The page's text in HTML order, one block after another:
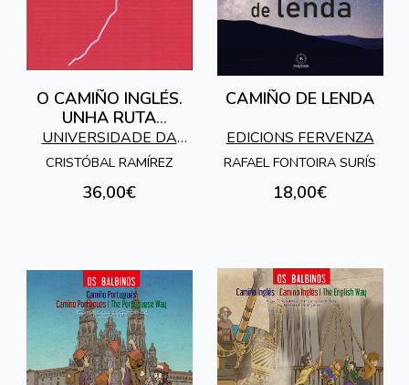
O CAMIÑO INGLÉS.
UNHA RUTA
XACOBEA MEDIEVAL
NO SÉCULO XXI
UNIVERSIDADE DA
CORUÑA
CRISTÓBAL RAMÍREZ
36,00€
CAMIÑO DE LENDA
EDICIONS FERVENZA
RAFAEL FONTOIRA SURÍS
18,00€